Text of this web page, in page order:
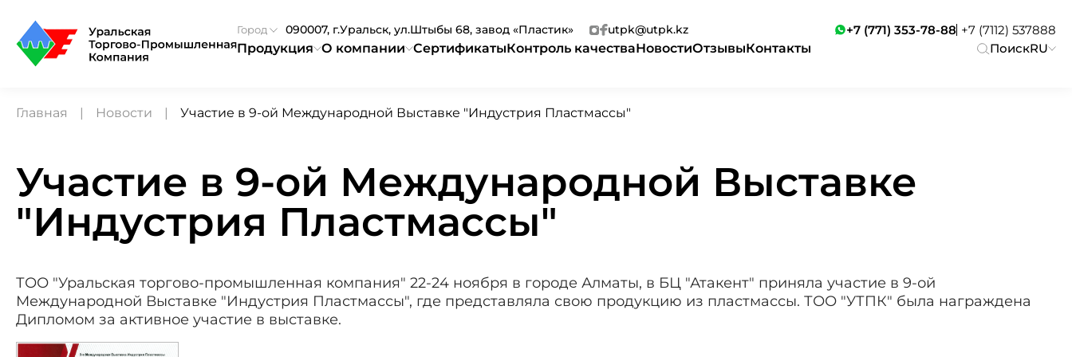
Город 090007, г.Уральск, ул.Штыбы 68, завод «Пластик» utpk@utpk.kz +7 (771) 353-78-88 +7 (7112) 537888
Продукция О компании СертификатыКонтроль качестваНовостиОтзывыКонтакты ПоискRU
Главная Новости Участие в 9-ой Международной Выставке "Индустрия Пластмассы"
Участие в 9-ой Международной Выставке
"Индустрия Пластмассы"
ТОО "Уральская торгово-промышленная компания" 22-24 ноября в городе Алматы, в БЦ "Атакент" приняла участие в 9-ой
Международной Выставке "Индустрия Пластмассы", где представляла свою продукцию из пластмассы. ТОО "УТПК" была награждена
Дипломом за активное участие в выставке.